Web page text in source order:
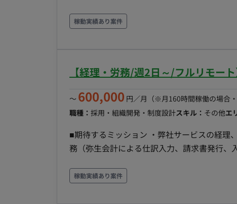
チームのフィジビリティを管理。 - チーム
け、PDCAを回すための支援を行う。 - 各ア
るための阻害要因を解消し、施策を遂行す
び社内の会議体の設定とファシリテーション
稼動実績あり案件
【経理・労務/週2日～/フルリモー
〜 600,000 円／月 （※月160時間稼働の場合・
職種： 採用・組織開発・制度設計スキル： その他エ
■期待するミッション ・弊社サービスの経理、労務業務
務（弥生会計による仕訳入力、請求書発行、
・スタートアップに特化したクライアント業
稼動実績あり案件